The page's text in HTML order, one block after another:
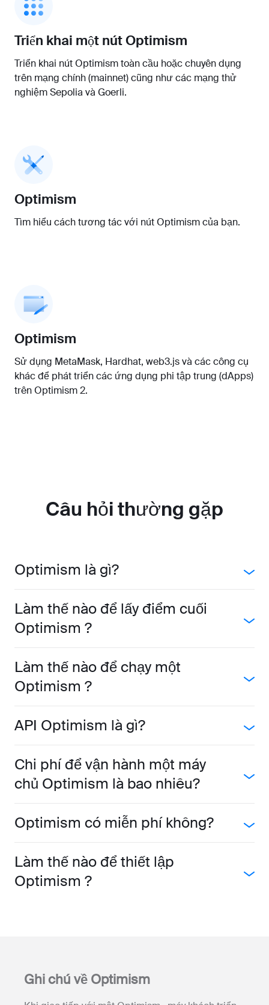
Triển khai một nút Optimism
Triển khai nút Optimism toàn cầu hoặc chuyên dụng
trên mạng chính (mainnet) cũng như các mạng thử
nghiệm Sepolia và Goerli.
Optimism
Tìm hiểu cách tương tác với nút Optimism của bạn.
Optimism
Sử dụng MetaMask, Hardhat, web3.js và các công cụ
khác để phát triển các ứng dụng phi tập trung (dApps)
trên Optimism 2.
Câu hỏi thường gặp
Optimism là gì?
Làm thế nào để lấy điểm cuối
Optimism ?
Làm thế nào để chạy một
Optimism ?
API Optimism là gì?
Chi phí để vận hành một máy
chủ Optimism là bao nhiêu?
Optimism có miễn phí không?
Làm thế nào để thiết lập
Optimism ?
Ghi chú về Optimism